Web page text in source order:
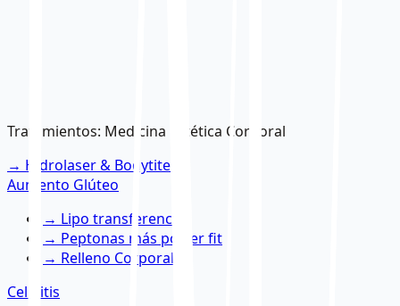
Tratamientos: Medicina Estética Corporal
→ Hidrolaser & Bodytite
Aumento Glúteo
→ Lipo transferencia
→ Peptonas más power fit
→ Relleno Corporal
Celulitis